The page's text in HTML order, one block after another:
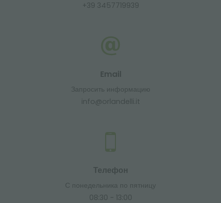
+39 3457719939
Email
Запросить информацию
info@orlandelli.it
Телефон
С понедельника по пятницу
08:30 - 13:00